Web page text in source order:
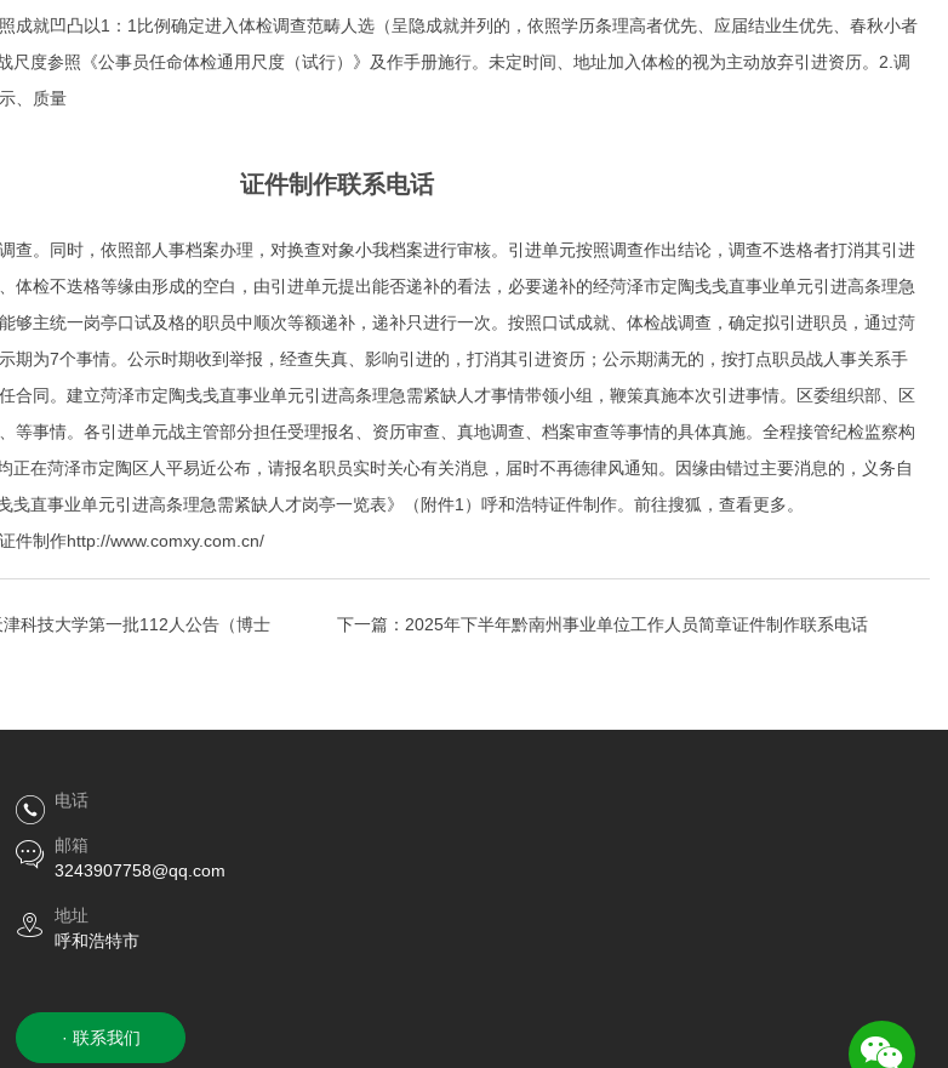
成就凹凸以1：1比例确定进入体检调查范畴人选（呈隐成就并列的，依照学历条理高者优先、应届结业生优先、春秋小者
尺度参照《公事员任命体检通用尺度（试行）》及作手册施行。未定时间、地址加入体检的视为主动放弃引进资历。2.调
、质量
证件制作联系电话
查。同时，依照部人事档案办理，对换查对象小我档案进行审核。引进单元按照调查作出结论，调查不迭格者打消其引进
体检不迭格等缘由形成的空白，由引进单元提出能否递补的看法，必要递补的经菏泽市定陶戋戋直事业单元引进高条理急
够主统一岗亭口试及格的职员中顺次等额递补，递补只进行一次。按照口试成就、体检战调查，确定拟引进职员，通过菏
期为7个事情。公示时期收到举报，经查失真、影响引进的，打消其引进资历；公示期满无的，按打点职员战人事关系手
合同。建立菏泽市定陶戋戋直事业单元引进高条理急需紧缺人才事情带领小组，鞭策真施本次引进事情。区委组织部、区
等事情。各引进单元战主管部分担任受理报名、资历审查、真地调查、档案审查等事情的具体真施。全程接管纪检监察构
正在菏泽市定陶区人平易近公布，请报名职员实时关心有关消息，届时不再德律风通知。因缘由错过主要消息的，义务自
戋直事业单元引进高条理急需紧缺人才岗亭一览表》（附件1） 呼和浩特证件制作。前往搜狐，查看更多。
制作http://www.comxy.com.cn/
科技大学第一批112人公告（博士 下一篇： 2025年下半年黔南州事业单位工作人员简章证件制作联系电话
电话
邮箱
3243907758@qq.com
地址
呼和浩特市
· 联系我们